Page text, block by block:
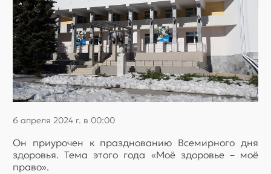
6 апреля 2024 г. в 00:00
Он приурочен к празднованию Всемирного дня
здоровья. Тема этого года «Моё здоровье – моё
право».